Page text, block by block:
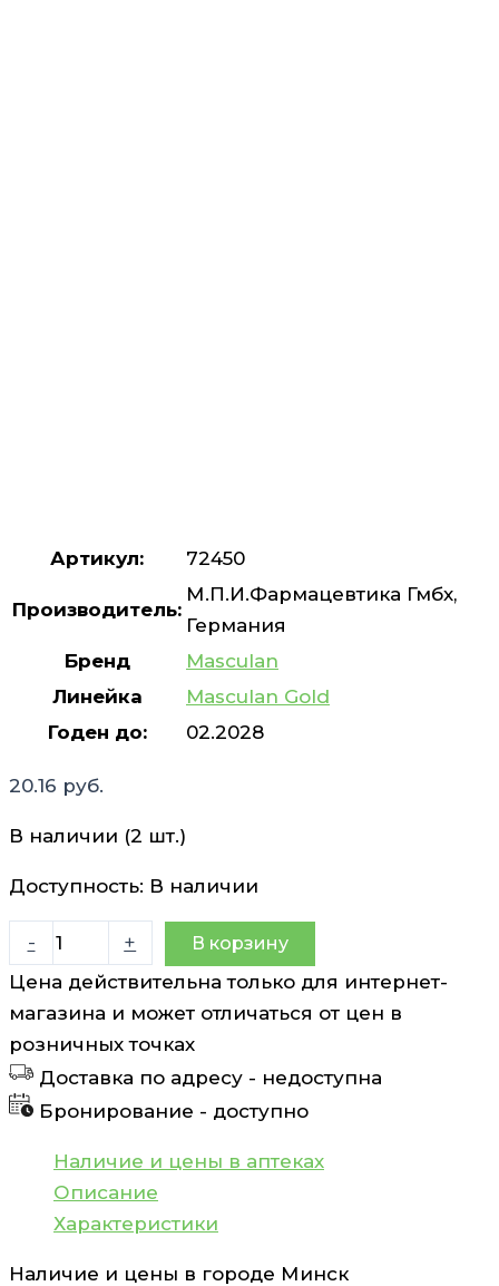
Артикул: 72450
Производитель:
М.П.И.Фармацевтика Гмбх,
Германия
Бренд
Masculan
Линейка
Masculan Gold
Годен до:
02.2028
20.16 руб.
В наличии (2 шт.)
Доступность: В наличии
-
Количество
товара
Презервативы
с
ароматами
Masculan
+ В корзину
Цена действительна только для интернет-
магазина и может отличаться от цен в
розничных точках
Доставка по адресу - недоступна
Бронирование - доступно
Наличие и цены в аптеках
Описание
Характеристики
Наличие и цены в городе Минск